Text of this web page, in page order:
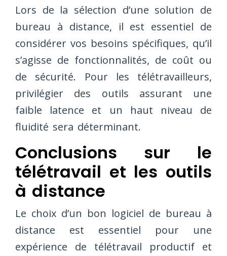
Lors de la sélection d’une solution de
bureau à distance, il est essentiel de
considérer vos besoins spécifiques, qu’il
s’agisse de fonctionnalités, de coût ou
de sécurité. Pour les télétravailleurs,
privilégier des outils assurant une
faible latence et un haut niveau de
fluidité sera déterminant.
Conclusions sur le
télétravail et les outils
à distance
Le choix d’un bon logiciel de bureau à
distance est essentiel pour une
expérience de télétravail productif et